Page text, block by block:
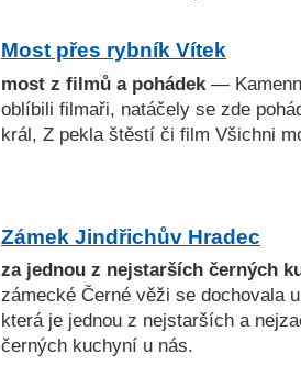
Most přes rybník Vítek
most z filmů a pohádek —
oblíbili filmaři, natáčely se zde
král, Z pekla štěstí či film Všichni
Zámek Jindřichův Hradec
za jednou z nejstarších černých
zámecké Černé věži se dochovala
která je jednou z nejstarších a
černých kuchyní u nás.